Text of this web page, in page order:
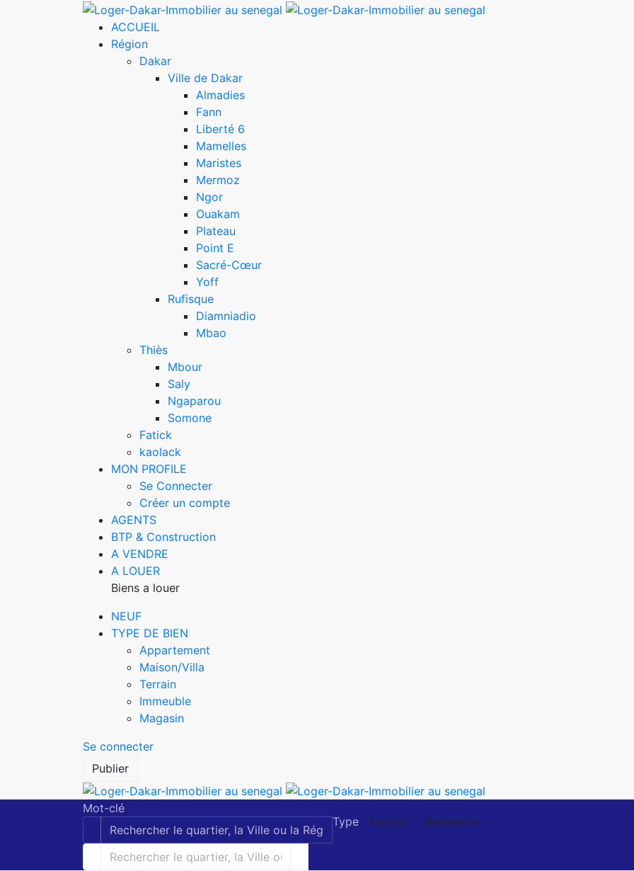
ACCUEIL
Région
Dakar
Ville de Dakar
Almadies
Fann
Liberté 6
Mamelles
Maristes
Mermoz
Ngor
Ouakam
Plateau
Point E
Sacré-Cœur
Yoff
Rufisque
Diamniadio
Mbao
Thiès
Mbour
Saly
Ngaparou
Somone
Fatick
kaolack
MON PROFILE
Se Connecter
Créer un compte
AGENTS
BTP & Construction
A VENDRE
A LOUER
Biens a louer
NEUF
TYPE DE BIEN
Appartement
Maison/Villa
Terrain
Immeuble
Magasin
Se connecter
Publier
Mot-clé
Type
Avancé Recherche